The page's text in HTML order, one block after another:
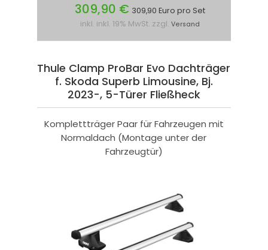
309,90 € 309,90 Euro pro Set
inkl. inkl. 19% MwSt. zzgl. Versand
Thule Clamp ProBar Evo Dachträger
f. Skoda Superb Limousine, Bj.
2023-, 5-Türer Fließheck
Komplettträger Paar für Fahrzeugen mit
Normaldach (Montage unter der
Fahrzeugtür)